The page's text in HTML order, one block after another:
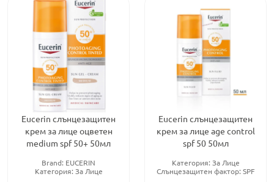
Eucerin слънцезащитен
крем за лице оцветен
medium spf 50+ 50мл
Brand: EUCERIN
Категория: За Лице
Eucerin слънцезащитен
крем за лице age control
spf 50 50мл
Категория: За Лице
Слънцезащитен фактор: SPF